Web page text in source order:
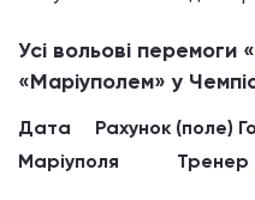
Усі вольові перемоги
«Маріуполем» у
Дата Рахунок (поле)
Маріуполя Тренер